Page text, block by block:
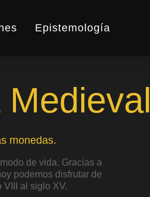
Epistemología
monedas.
de vida. Gracias a
podemos disfrutar de
VIII al siglo XV.